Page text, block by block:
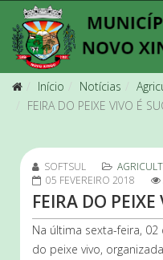
Início Notícias
FEIRA DO PEIXE VIVO É
SOFTSUL
05 FEVEREIRO 2018
FEIRA DO PEIXE
Na última sexta-feira,
do peixe vivo,